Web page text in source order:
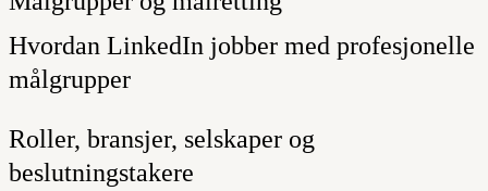
Hvordan LinkedIn jobber med profesjonelle
målgrupper
Roller, bransjer, selskaper og
beslutningstakere